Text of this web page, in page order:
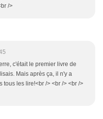
/>
c'était le premier livre de
Mais après ça, il n'y a
tous les lire!<br /> <br /> <br />